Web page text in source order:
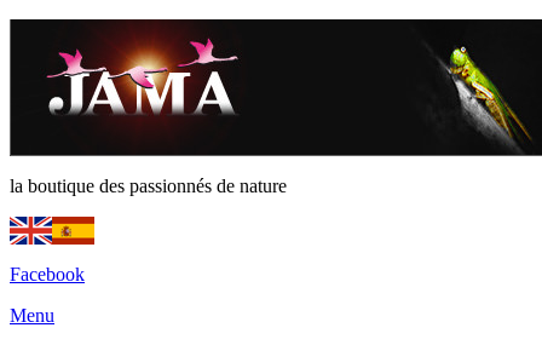
la boutique des passionnés de nature
Facebook
Menu